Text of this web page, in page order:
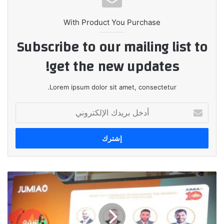
With Product You Purchase
Subscribe to our mailing list to
get the new updates!
Lorem ipsum dolor sit amet, consectetur.
بريدك
الإلكتروني
"جوميا
مصر"
تناقش
تأثير
التجارة